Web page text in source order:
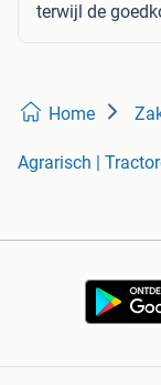
terwijl de
Home
Agrarisch |